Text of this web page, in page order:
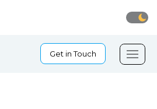
Get in Touch